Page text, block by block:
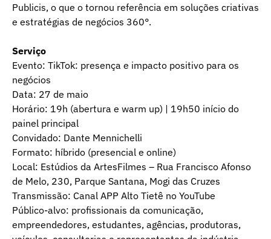
Publicis, o que o tornou referência em soluções criativas
e estratégias de negócios 360°.
Serviço
Evento: TikTok: presença e impacto positivo para os
negócios
Data: 27 de maio
Horário: 19h (abertura e warm up) | 19h50 início do
painel principal
Convidado: Dante Mennichelli
Formato: híbrido (presencial e online)
Local: Estúdios da ArtesFilmes – Rua Francisco Afonso
de Melo, 230, Parque Santana, Mogi das Cruzes
Transmissão: Canal APP Alto Tietê no YouTube
Público-alvo: profissionais da comunicação,
empreendedores, estudantes, agências, produtoras,